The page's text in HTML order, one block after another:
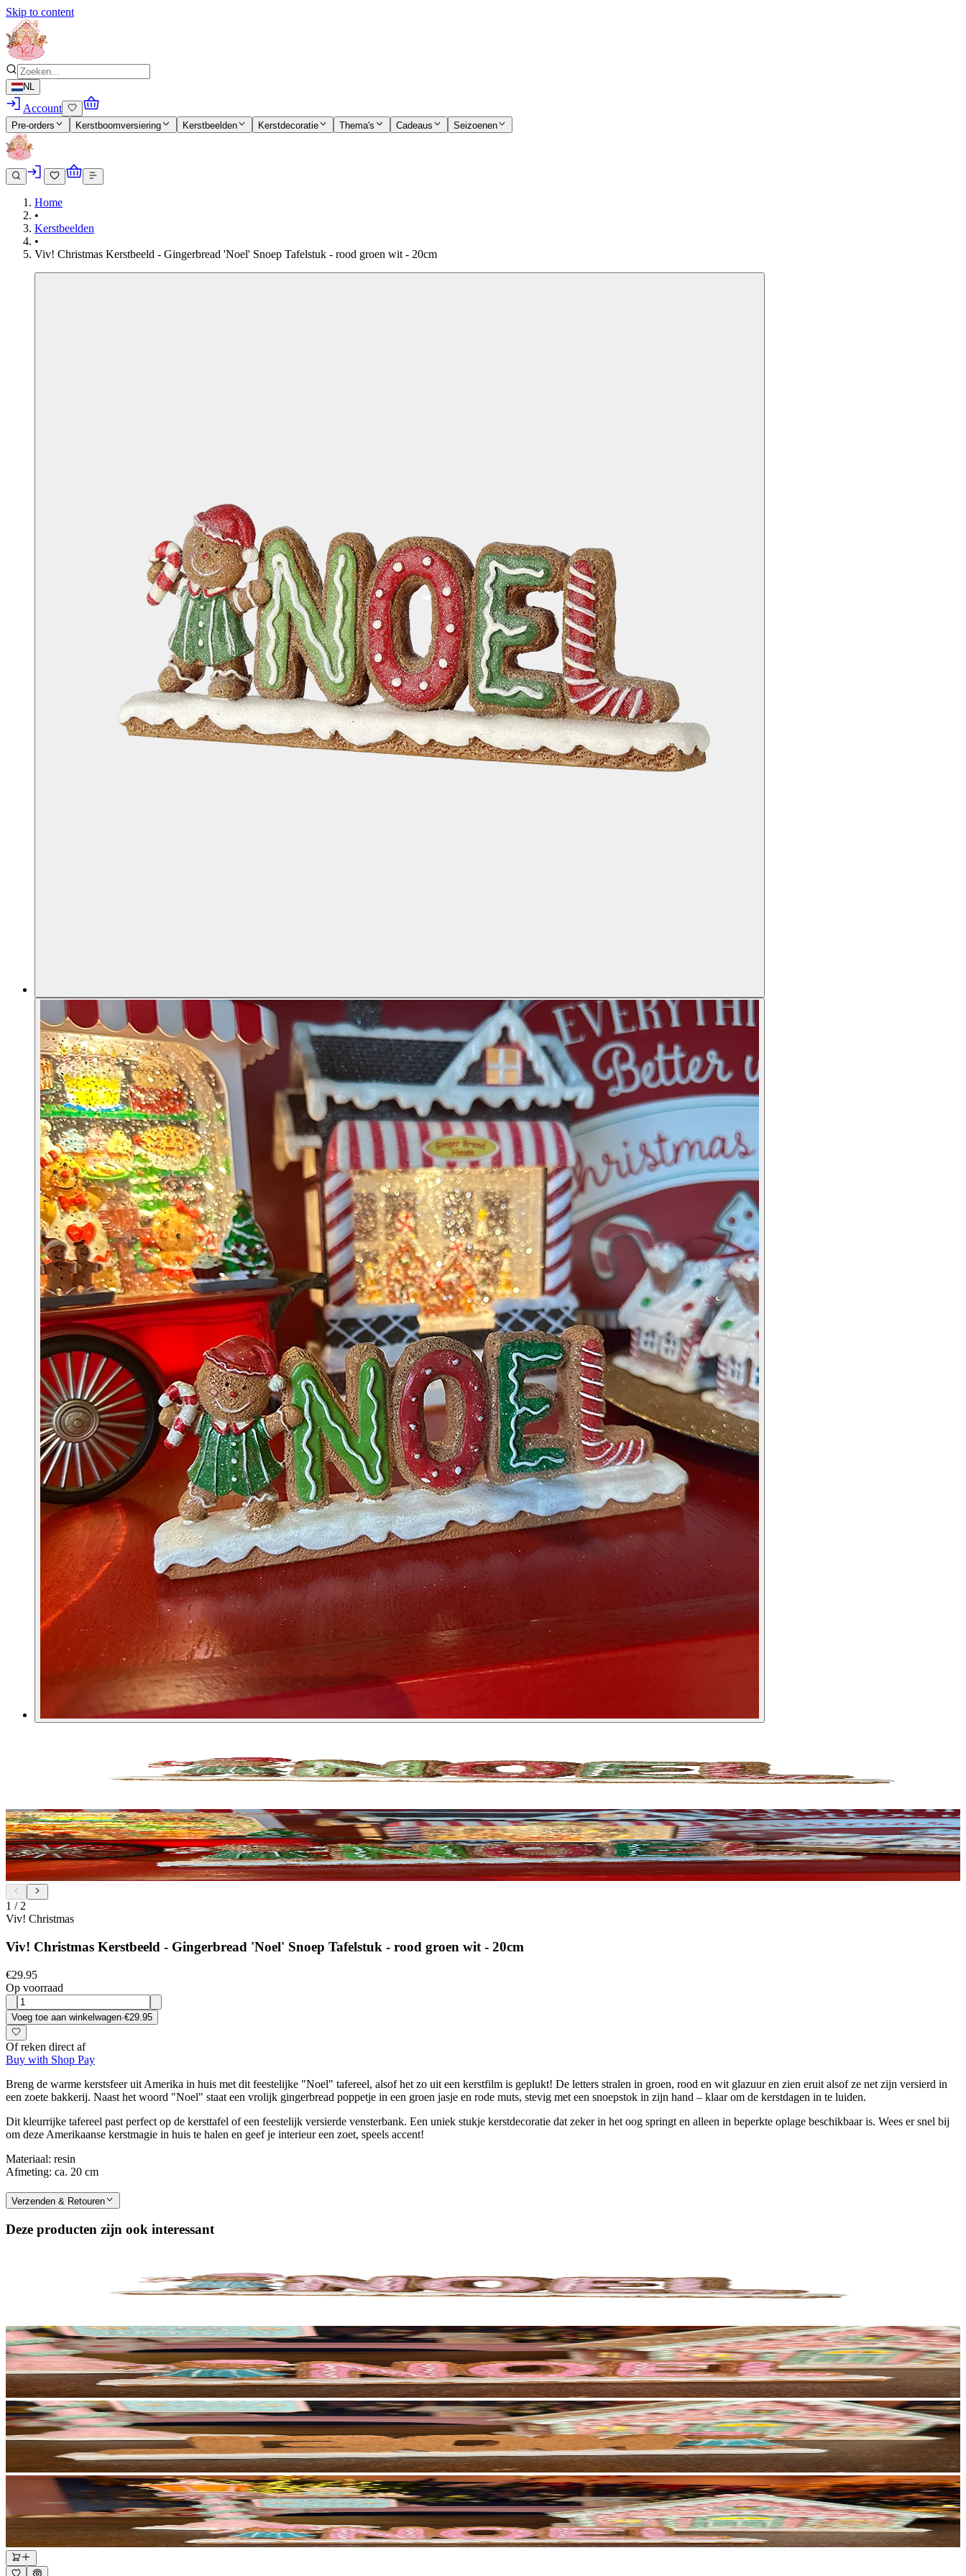
Skip to content
NL
Account
Pre-orders Kerstboomversiering Kerstbeelden Kerstdecoratie Thema's Cadeaus Seizoenen
Home
•
Kerstbeelden
•
Viv! Christmas Kerstbeeld - Gingerbread 'Noel' Snoep Tafelstuk - rood groen wit - 20cm
1 / 2
Viv! Christmas
Viv! Christmas Kerstbeeld - Gingerbread 'Noel' Snoep Tafelstuk - rood groen wit - 20cm
€29.95
Op voorraad
Voeg toe aan winkelwagen·€29.95
Of reken direct af
Buy with Shop Pay
Breng de warme kerstsfeer uit Amerika in huis met dit feestelijke "Noel" tafereel, alsof het zo uit een kerstfilm is geplukt! De letters stralen in groen, rood en wit glazuur en zien eruit alsof ze net zijn versierd in
een zoete bakkerij. Naast het woord "Noel" staat een vrolijk gingerbread poppetje in een groen jasje en rode muts, stevig met een snoepstok in zijn hand – klaar om de kerstdagen in te luiden.
Dit kleurrijke tafereel past perfect op de kersttafel of een feestelijk versierde vensterbank. Een uniek stukje kerstdecoratie dat zeker in het oog springt en alleen in beperkte oplage beschikbaar is. Wees er snel bij
om deze Amerikaanse kerstmagie in huis te halen en geef je interieur een zoet, speels accent!
Materiaal: resin
Afmeting: ca. 20 cm
Verzenden & Retouren
Deze producten zijn ook interessant